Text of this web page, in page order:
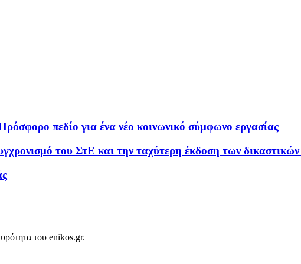
πεδίο για ένα νέο κοινωνικό σύμφωνο εργασίας
του ΣτΕ και την ταχύτερη έκδοση των
του enikos.gr.